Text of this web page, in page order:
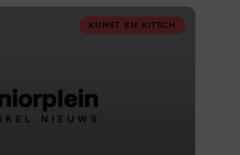
KUNST EN KITSCH